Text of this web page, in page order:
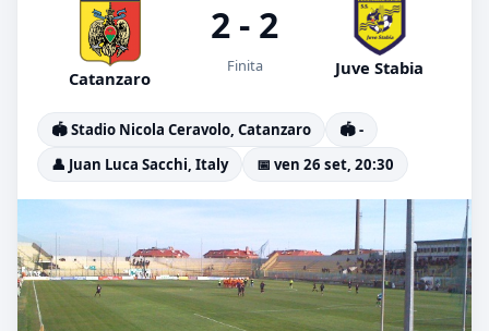
Catanzaro
2 - 2
Finita Juve Stabia
🏟️ Stadio Nicola Ceravolo, Catanzaro
🏟️ -
👤 Juan Luca Sacchi, Italy
📅 ven 26 set, 20:30